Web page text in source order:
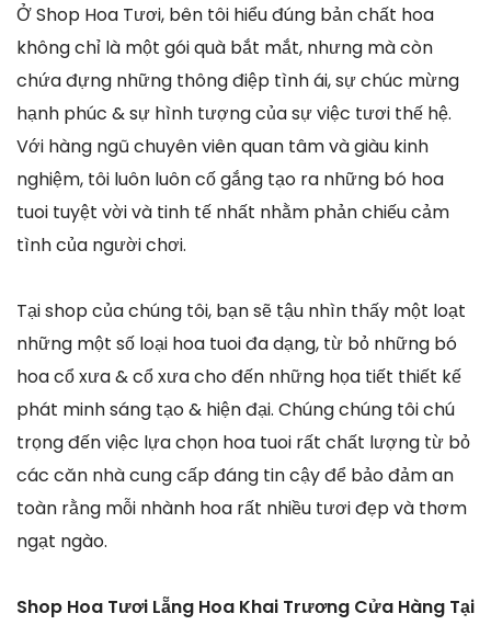
Ở Shop Hoa Tươi, bên tôi hiểu đúng bản chất hoa
không chỉ là một gói quà bắt mắt, nhưng mà còn
chứa đựng những thông điệp tình ái, sự chúc mừng
hạnh phúc & sự hình tượng của sự việc tươi thế hệ.
Với hàng ngũ chuyên viên quan tâm và giàu kinh
nghiệm, tôi luôn luôn cố gắng tạo ra những bó hoa
tuoi tuyệt vời và tinh tế nhất nhằm phản chiếu cảm
tình của người chơi.
Tại shop của chúng tôi, bạn sẽ tậu nhìn thấy một loạt
những một số loại hoa tuoi đa dạng, từ bỏ những bó
hoa cổ xưa & cổ xưa cho đến những họa tiết thiết kế
phát minh sáng tạo & hiện đại. Chúng chúng tôi chú
trọng đến việc lựa chọn hoa tuoi rất chất lượng từ bỏ
các căn nhà cung cấp đáng tin cậy để bảo đảm an
toàn rằng mỗi nhành hoa rất nhiều tươi đẹp và thơm
ngạt ngào.
Shop Hoa Tươi Lẵng Hoa Khai Trương Cửa Hàng Tại